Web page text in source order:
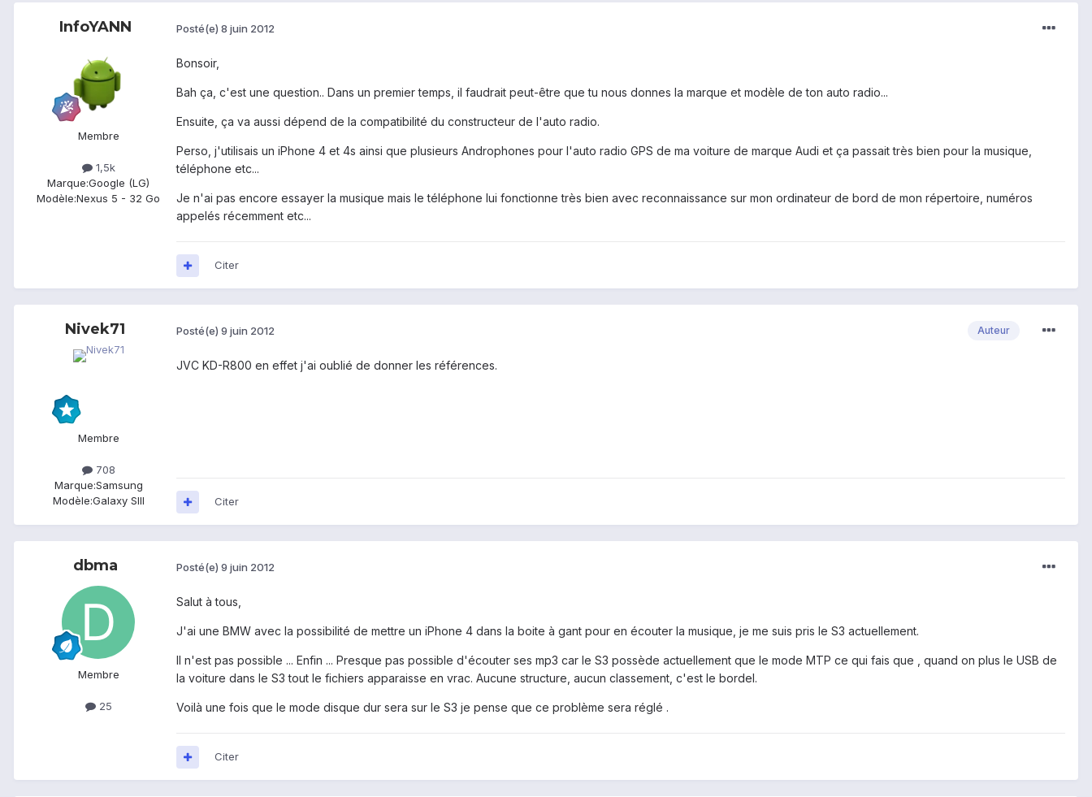
InfoYANN
Membre
1,5k
Marque:Google (LG)
Modèle:Nexus 5 - 32 Go
Posté(e) 8 juin 2012
Bonsoir,
Bah ça, c'est une question.. Dans un premier temps, il faudrait peut-être que tu nous donnes la marque et modèle de ton auto radio...
Ensuite, ça va aussi dépend de la compatibilité du constructeur de l'auto radio.
Perso, j'utilisais un iPhone 4 et 4s ainsi que plusieurs Androphones pour l'auto radio GPS de ma voiture de marque Audi et ça passait très bien pour la musique,
téléphone etc...
Je n'ai pas encore essayer la musique mais le téléphone lui fonctionne très bien avec reconnaissance sur mon ordinateur de bord de mon répertoire, numéros
appelés récemment etc...
Citer
Nivek71
Membre
708
Marque:Samsung
Modèle:Galaxy SIII
Auteur
Posté(e) 9 juin 2012
JVC KD-R800 en effet j'ai oublié de donner les références.
Citer
dbma
Membre
25
Posté(e) 9 juin 2012
Salut à tous,
J'ai une BMW avec la possibilité de mettre un iPhone 4 dans la boite à gant pour en écouter la musique, je me suis pris le S3 actuellement.
Il n'est pas possible ... Enfin ... Presque pas possible d'écouter ses mp3 car le S3 possède actuellement que le mode MTP ce qui fais que , quand on plus le USB de
la voiture dans le S3 tout le fichiers apparaisse en vrac. Aucune structure, aucun classement, c'est le bordel.
Voilà une fois que le mode disque dur sera sur le S3 je pense que ce problème sera réglé .
Citer